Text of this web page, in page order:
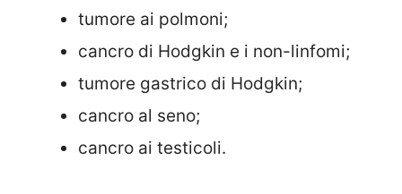
tumore ai polmoni;
cancro di Hodgkin e i non-linfomi;
tumore gastrico di Hodgkin;
cancro al seno;
cancro ai testicoli.